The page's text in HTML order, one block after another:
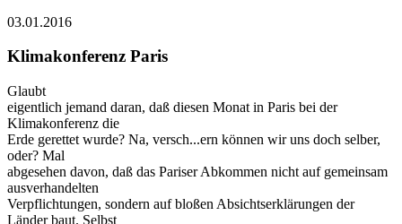
03.01.2016
Klimakonferenz Paris
Glaubt
eigentlich jemand daran, daß diesen Monat in Paris bei der
Klimakonferenz die
Erde gerettet wurde? Na, versch...ern können wir uns doch selber,
oder? Mal
abgesehen davon, daß das Pariser Abkommen nicht auf gemeinsam
ausverhandelten
Verpflichtungen, sondern auf bloßen Absichtserklärungen der
Länder baut. Selbst